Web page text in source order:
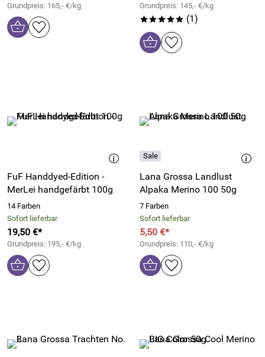
Grundpreis: 165,- €/kg Grundpreis: 145,- €/kg
***** (1)
FuF Handdyed-Edition -
MerLei handgefärbt 100g
14 Farben
Sofort lieferbar
19,50 €*
Grundpreis: 195,- €/kg
Lana Grossa Landlust
Alpaka Merino 100 50g
7 Farben
Sofort lieferbar
5,50 €*
Grundpreis: 110,- €/kg